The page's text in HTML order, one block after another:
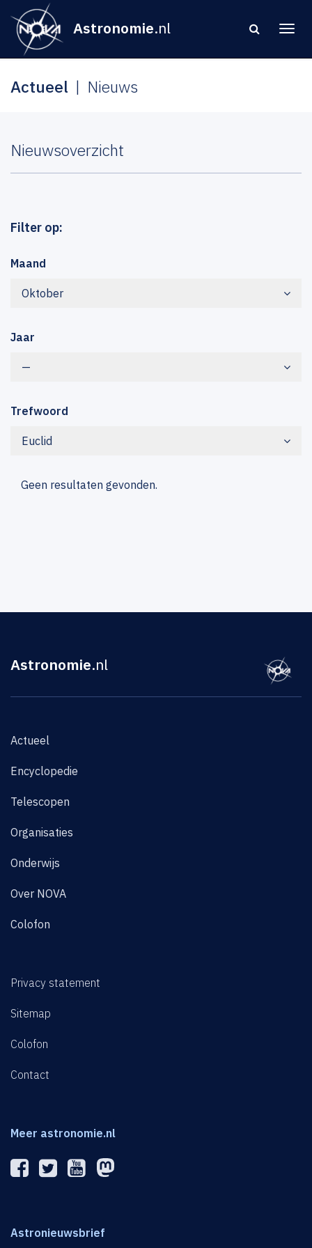
Astronomie.nl
Actueel Nieuws
Nieuwsoverzicht
Filter op:
Maand
Oktober
Jaar
—
Trefwoord
Euclid
Geen resultaten gevonden.
Astronomie.nl
Actueel
Encyclopedie
Telescopen
Organisaties
Onderwijs
Over NOVA
Colofon
Privacy statement
Sitemap
Colofon
Contact
Meer astronomie.nl
Astronieuwsbrief